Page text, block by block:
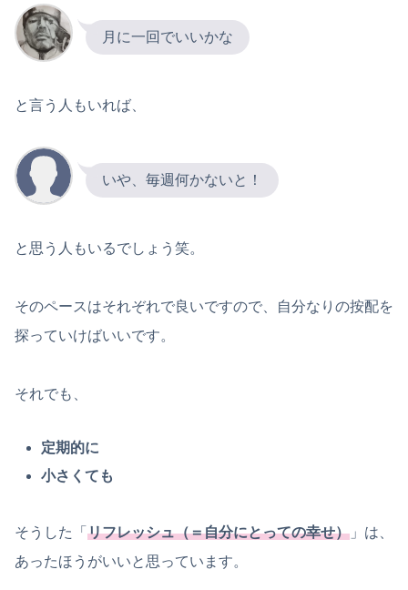
月に一回でいいかな
と言う人もいれば、
いや、毎週何かないと！
と思う人もいるでしょう笑。
そのペースはそれぞれで良いですので、自分なりの按配を
探っていけばいいです。
それでも、
定期的に
小さくても
そうした「 リフレッシュ（＝自分にとっての幸せ） 」は、
あったほうがいいと思っています。